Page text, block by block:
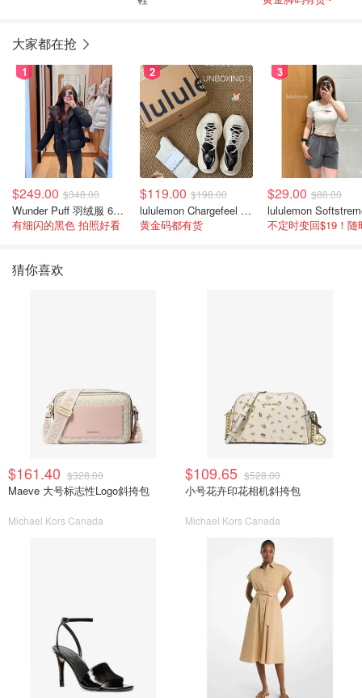
大家都在抢
1
$249.00 $348.00
Wunder Puff 羽绒服 600蓬松度
有细闪的黑色 拍照好看
2
$119.00 $198.00
lululemon Chargefeel 3 男士运动鞋
黄金码都有货
3
$29.00 $88.00
猜你喜欢
$161.40 $328.00
Maeve 大号标志性Logo斜挎包
Michael Kors Canada
$109.65 $528.00
小号花卉印花相机斜挎包
Michael Kors Canada